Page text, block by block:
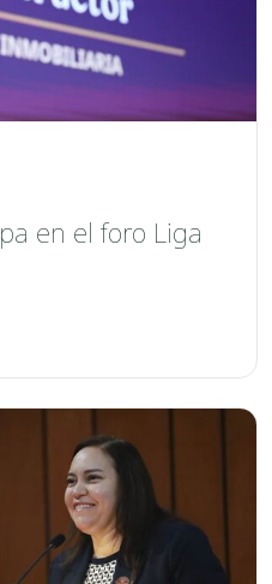
en el foro Liga